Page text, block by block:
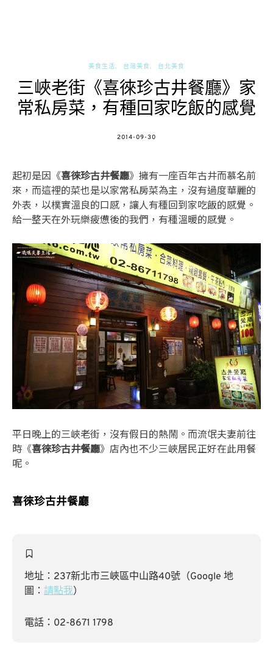
美食生活 台灣美食 台北美食
三峽老街《喜徠珍古井餐廳》家
常私房菜，有種回家吃飯的感覺
POSTED
2014-09-30
起初是因《喜徠珍古井餐廳》擁有一座百年古井而慕名前
來，而這裡的菜也是以家常私房菜為主，沒有過度華麗的
外表，以樸實溫良的口感，讓人有種回到家吃飯的感覺。
給一整天在外玩樂疲憊後的我們，有種溫暖的感覺。
平日晚上的三峽老街，沒有假日的熱鬧。而流氓夫妻前往
時《喜徠珍古井餐廳》店內也不少三峽居民正好在此用餐
呢。
喜徠珍古井餐廳
地址：237新北市三峽區中山路40號（Google 地
圖： 請點我）
電話：02-8671 1798